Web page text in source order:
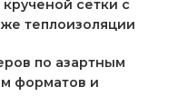
сетки с
теплоизоляции
по азартным
форматов и